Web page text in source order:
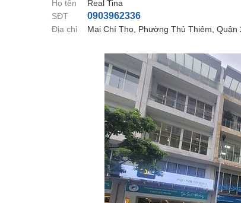
Họ tên
Real Tina
SĐT
0903962336
Địa chỉ Mai Chí Thọ, Phường Thủ Thiêm, Quận